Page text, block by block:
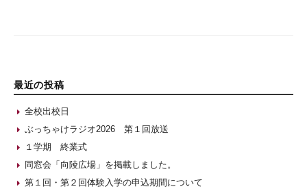
最近の投稿
全校出校日
ぶっちゃけラジオ2026 第１回放送
１学期 終業式
同窓会「向陵広場」を掲載しました。
第１回・第２回体験入学の申込期間について